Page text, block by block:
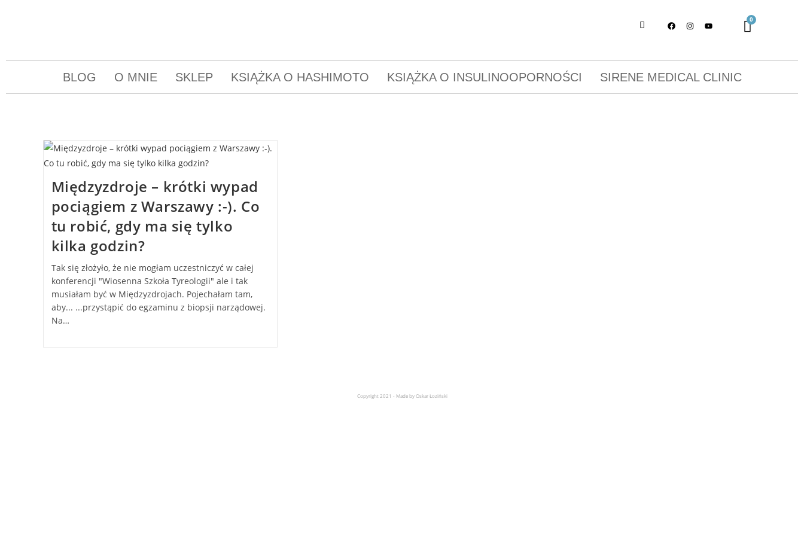
BLOG O MNIE SKLEP KSIĄŻKA O HASHIMOTO KSIĄŻKA O INSULINOOPORNOŚCI SIRENE MEDICAL CLINIC
Międzyzdroje – krótki wypad
pociągiem z Warszawy :-). Co
tu robić, gdy ma się tylko
kilka godzin?
Tak się złożyło, że nie mogłam uczestniczyć w całej
konferencji "Wiosenna Szkoła Tyreologii" ale i tak
musiałam być w Międzyzdrojach. Pojechałam tam,
aby... ...przystąpić do egzaminu z biopsji narządowej.
Na…
Copyright 2021 - Made by Oskar Łoziński